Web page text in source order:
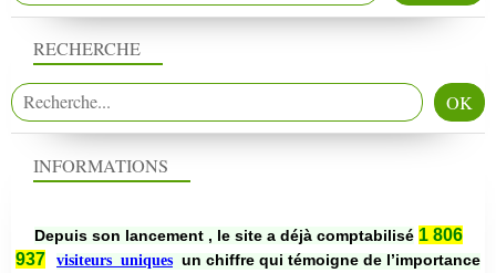
RECHERCHE
INFORMATIONS
Depuis son lancement , le site a déjà comptabilisé 1 806
937
visiteurs uniques un chiffre qui témoigne de l’importance